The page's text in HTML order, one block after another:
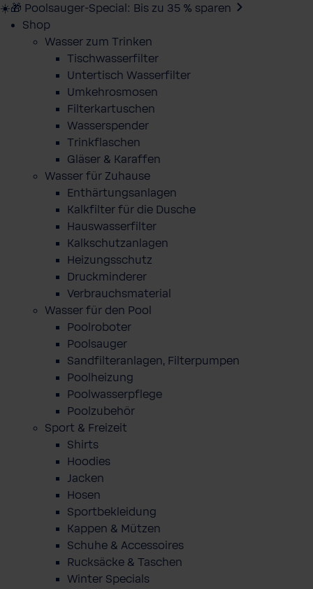
☀️🎁 Poolsauger-Special: Bis zu 35 % sparen
Shop
Wasser zum Trinken
Tischwasserfilter
Untertisch Wasserfilter
Umkehrosmosen
Filterkartuschen
Wasserspender
Trinkflaschen
Gläser & Karaffen
Wasser für Zuhause
Enthärtungsanlagen
Kalkfilter für die Dusche
Hauswasserfilter
Kalkschutzanlagen
Heizungsschutz
Druckminderer
Verbrauchsmaterial
Wasser für den Pool
Poolroboter
Poolsauger
Sandfilteranlagen, Filterpumpen
Poolheizung
Poolwasserpflege
Poolzubehör
Sport & Freizeit
Shirts
Hoodies
Jacken
Hosen
Sportbekleidung
Kappen & Mützen
Schuhe & Accessoires
Rucksäcke & Taschen
Winter Specials